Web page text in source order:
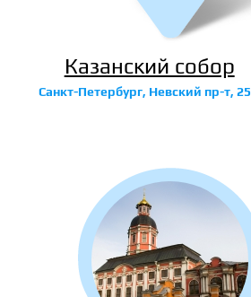
Казанский собор
Санкт-Петербург, Невский пр-т, 25